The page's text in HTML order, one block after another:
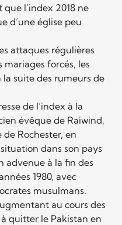
l’index 2018 ne
d’une église peu
attaques régulières
mariages forcés, les
la suite des rumeurs de
de l’index à la
évêque de Raiwind,
Rochester, en
dans son pays
advenue à la fin des
1980, avec
musulmans.
au cours des
quitter le Pakistan en